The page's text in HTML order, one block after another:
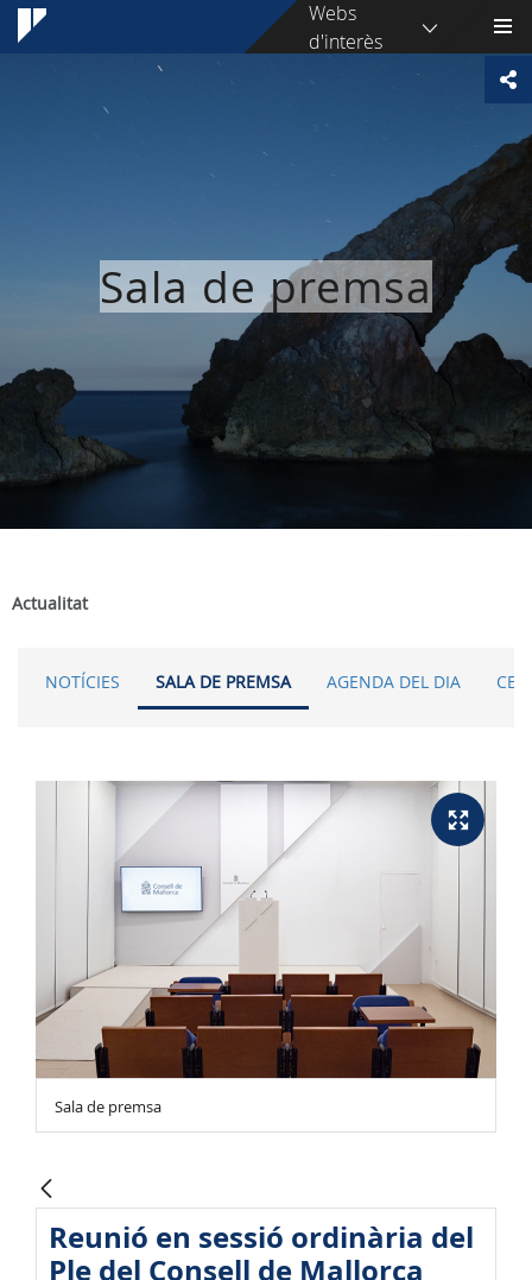
Webs
d'interès
Sala de premsa
Actualitat
NOTÍCIES SALA DE PREMSA AGENDA DEL DIA
Sala de premsa
Reunió en sessió ordinària del
Ple del Consell de Mallorca